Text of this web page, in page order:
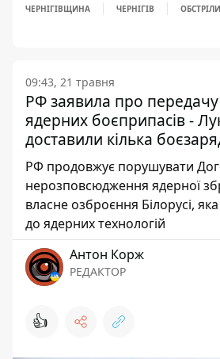
ЧЕРНІГІВЩИНА ЧЕРНІГІВ ОБСТРІЛИ
09:43, 21 травня
РФ заявила про передачу
ядерних боєприпасів -
доставили кілька
РФ продовжує порушувати
нерозповсюдження ядерної
власне озброєння Білорусі,
до ядерних технологій
Антон Корж
РЕДАКТОР
👍